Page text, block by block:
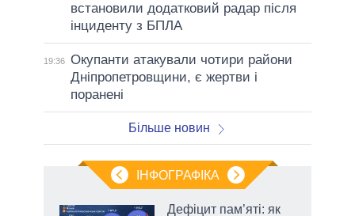
встановили додатковий радар після
інциденту з БПЛА
19:36 Окупанти атакували чотири райони
Дніпропетровщини, є жертви і
поранені
Більше новин
ІНФОГРАФІКА
Дефіцит пам’яті: як